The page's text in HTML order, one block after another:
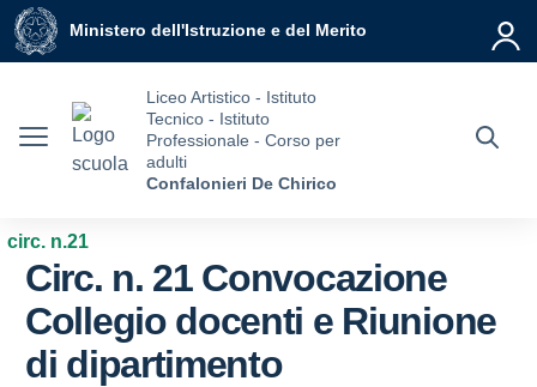
Vai ai contenuti
Vai al menu di navigazione
Vai al footer
Ministero dell'Istruzione e del Merito
Liceo Artistico - Istituto
Tecnico - Istituto
Professionale - Corso per
adulti
Confalonieri De Chirico
circ. n.21
Circ. n. 21 Convocazione
Collegio docenti e Riunione
di dipartimento